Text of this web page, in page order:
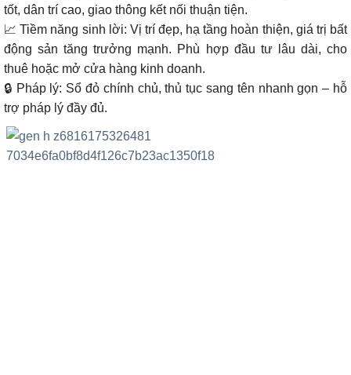
tốt, dân trí cao, giao thông kết nối thuận tiện.
📈 Tiềm năng sinh lời: Vị trí đẹp, hạ tầng hoàn thiện, giá trị bất
động sản tăng trưởng mạnh. Phù hợp đầu tư lâu dài, cho
thuê hoặc mở cửa hàng kinh doanh.
🔒 Pháp lý: Sổ đỏ chính chủ, thủ tục sang tên nhanh gọn – hỗ
trợ pháp lý đầy đủ.